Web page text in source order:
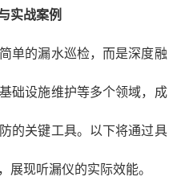
实战案例
单的漏水巡检，而是深度融
础设施维护等多个领域，成
的关键工具。以下将通过具
展现听漏仪的实际效能。